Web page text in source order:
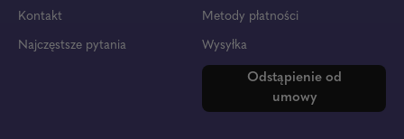
Kontakt
Najczęstsze pytania
Metody płatności
Wysyłka
Odstąpienie od
umowy